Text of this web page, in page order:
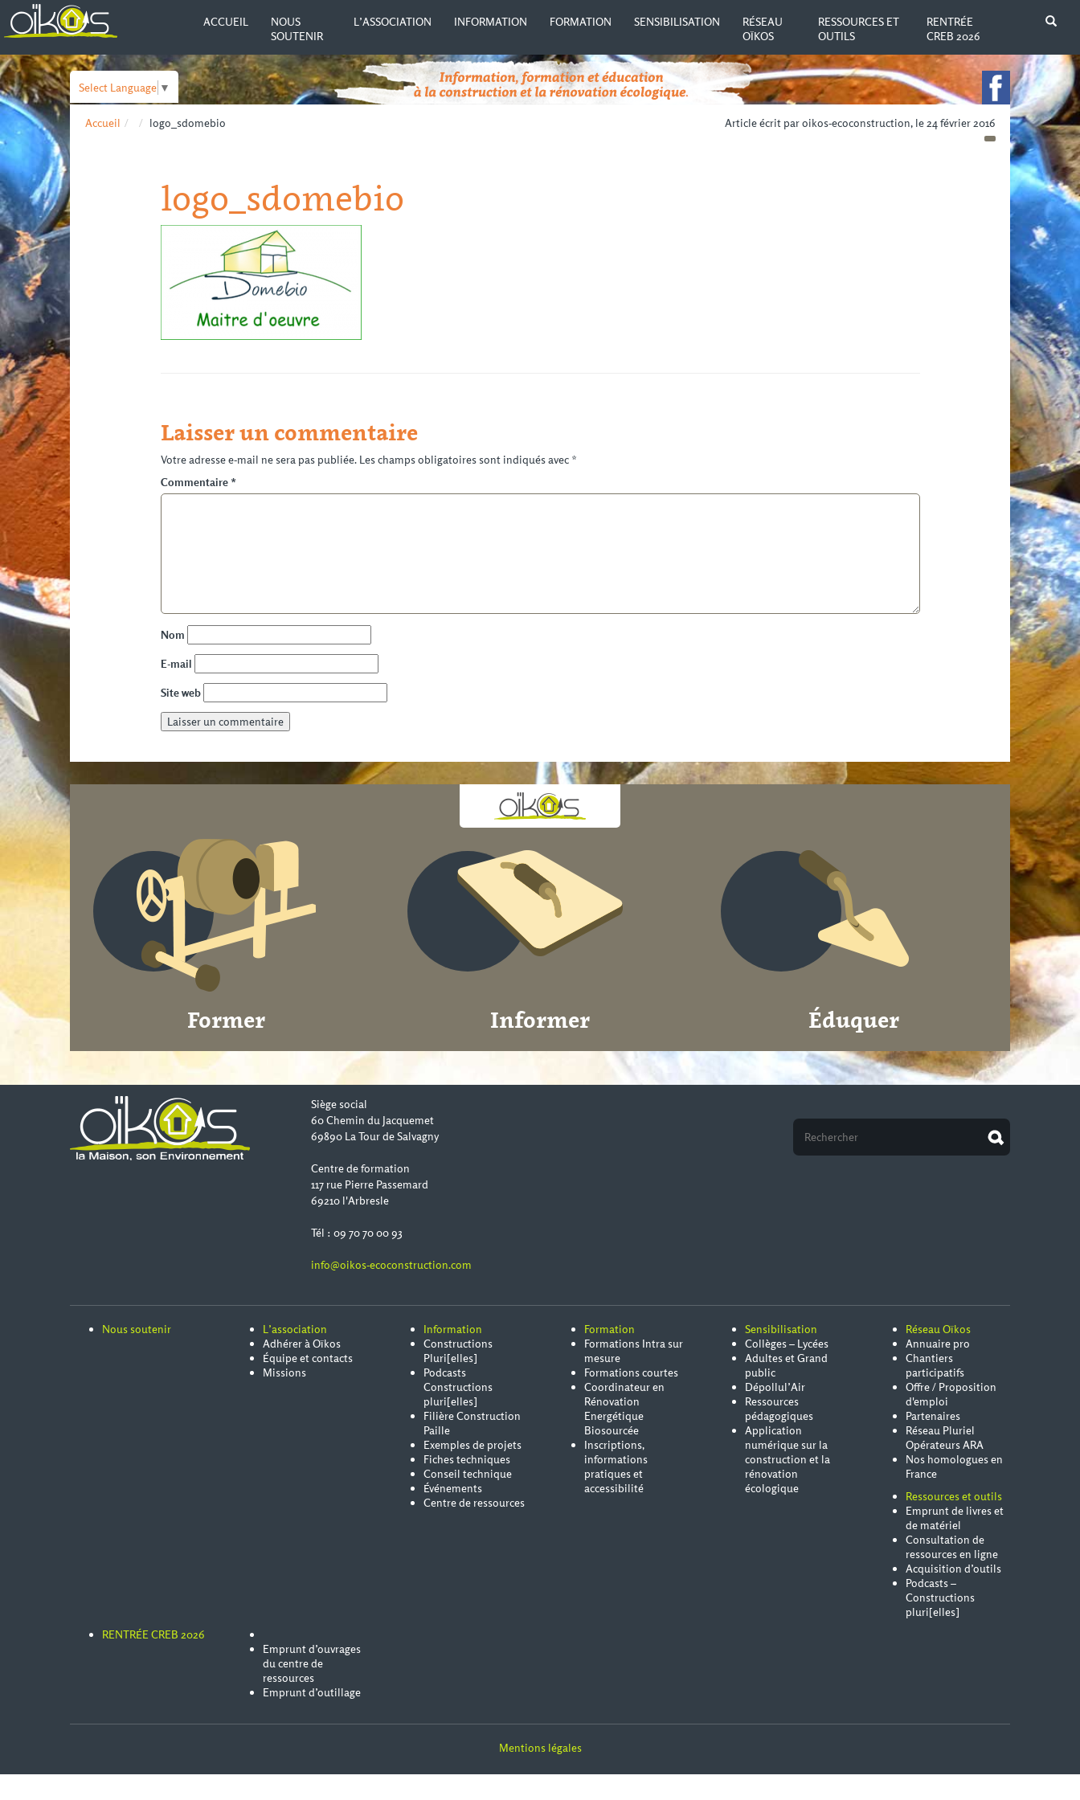
ACCUEIL
NOUS
SOUTENIR
L’ASSOCIATION INFORMATION FORMATION SENSIBILISATION
RÉSEAU
OÏKOS
RESSOURCES ET
OUTILS
RENTRÉE
CREB 2026
Select Language ▼
Accueil logo_sdomebio Article écrit par oikos-ecoconstruction, le 24 février 2016
logo_sdomebio
Laisser un commentaire
Votre adresse e-mail ne sera pas publiée. Les champs obligatoires sont indiqués avec *
Commentaire *
Nom
E-mail
Site web
Former Informer Éduquer
Siège social
60 Chemin du Jacquemet
69890 La Tour de Salvagny
Centre de formation
117 rue Pierre Passemard
69210 l'Arbresle
Tél : 09 70 70 00 93
info@oikos-ecoconstruction.com
Nous soutenir
L’association
Adhérer à Oïkos
Équipe et contacts
Missions
Information
Constructions
Pluri[elles]
Podcasts
Constructions
pluri[elles]
Filière Construction
Paille
Exemples de projets
Fiches techniques
Conseil technique
Événements
Centre de ressources
Formation
Formations Intra sur
mesure
Formations courtes
Coordinateur en
Rénovation
Energétique
Biosourcée
Inscriptions,
informations
pratiques et
accessibilité
Sensibilisation
Collèges – Lycées
Adultes et Grand
public
Dépollul’Air
Ressources
pédagogiques
Application
numérique sur la
construction et la
rénovation
écologique
Réseau Oïkos
Annuaire pro
Chantiers
participatifs
Offre / Proposition
d'emploi
Partenaires
Réseau Pluriel
Opérateurs ARA
Nos homologues en
France
Ressources et outils
Emprunt de livres et
de matériel
Consultation de
ressources en ligne
Acquisition d’outils
Podcasts –
Constructions
pluri[elles]
RENTRÉE CREB 2026
Emprunt d’ouvrages
du centre de
ressources
Emprunt d’outillage
Mentions légales